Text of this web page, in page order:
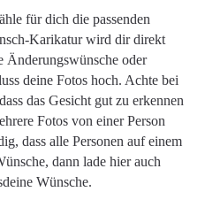
für dich die passenden
Karikatur wird dir direkt
Änderungswünsche oder
deine Fotos hoch. Achte bei
das Gesicht gut zu erkennen
Fotos von einer Person
dass alle Personen auf einem
dann lade hier auch
Wünsche.